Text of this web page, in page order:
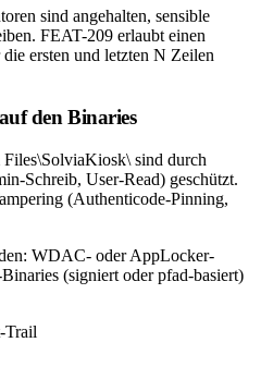
sind angehalten, sensible
FEAT-209 erlaubt einen
ersten und letzten N Zeilen
den Binaries
sind durch
Schreib, User-Read) geschützt.
(Authenticode-Pinning,
WDAC- oder AppLocker-
(signiert oder pfad-basiert)
Trail